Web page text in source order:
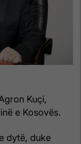
Kuçi,
e Kosovës.
dytë, duke